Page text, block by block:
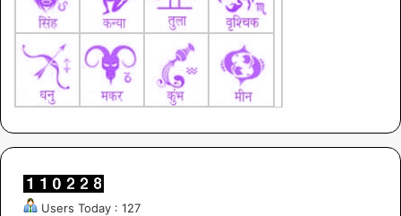
Users Today : 127